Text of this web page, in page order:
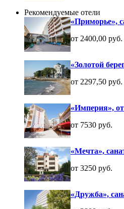
Рекомендуемые отели
«Приморье»,
от 2400,00 руб.
«Золотой
от 2297,50 руб.
«Империя»,
от 7530 руб.
«Мечта»,
от 3250 руб.
«Дружба»,